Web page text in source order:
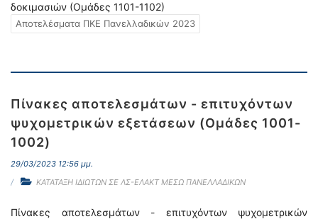
δοκιμασιών (Ομάδες 1101-1102)
Αποτελέσματα ΠΚΕ Πανελλαδικών 2023
Πίνακες αποτελεσμάτων - επιτυχόντων
ψυχομετρικών εξετάσεων (Ομάδες 1001-
1002)
29/03/2023 12:56 μμ.
ΚΑΤΑΤΑΞΗ ΙΔΙΩΤΩΝ ΣΕ ΛΣ-ΕΛΑΚΤ ΜΕΣΩ ΠΑΝΕΛΛΑΔΙΚΩΝ
Πίνακες αποτελεσμάτων - επιτυχόντων ψυχομετρικών